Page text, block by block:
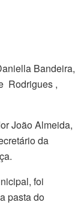
Bandeira,
Rodrigues ,
João Almeida,
da
foi
pasta do